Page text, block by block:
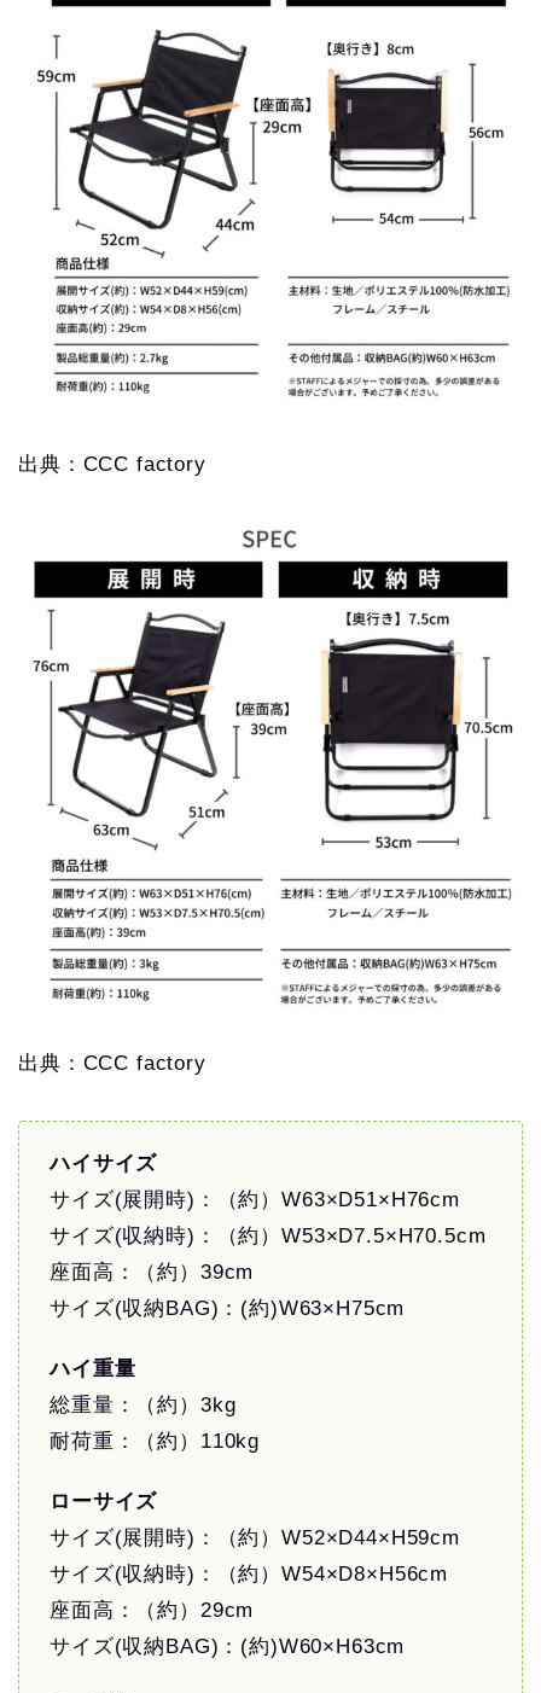
出典：CCC factory
出典：CCC factory
ハイサイズ
サイズ(展開時)：（約）W63×D51×H76cm
サイズ(収納時)：（約）W53×D7.5×H70.5cm
座面高：（約）39cm
サイズ(収納BAG)：(約)W63×H75cm
ハイ重量
総重量：（約）3kg
耐荷重：（約）110kg
ローサイズ
サイズ(展開時)：（約）W52×D44×H59cm
サイズ(収納時)：（約）W54×D8×H56cm
座面高：（約）29cm
サイズ(収納BAG)：(約)W60×H63cm